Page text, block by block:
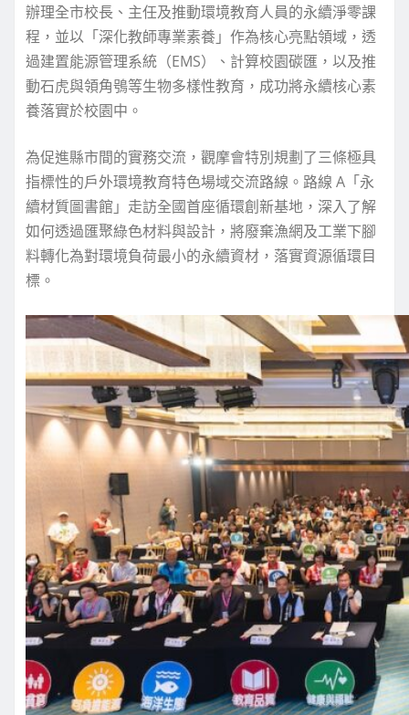
辦理全市校長、主任及推動環境教育人員的永續淨零課
程，並以「深化教師專業素養」作為核心亮點領域，透
過建置能源管理系統（EMS）、計算校園碳匯，以及推
動石虎與領角鴞等生物多樣性教育，成功將永續核心素
養落實於校園中。
為促進縣市間的實務交流，觀摩會特別規劃了三條極具
指標性的戶外環境教育特色場域交流路線。路線 A「永
續材質圖書館」走訪全國首座循環創新基地，深入了解
如何透過匯聚綠色材料與設計，將廢棄漁網及工業下腳
料轉化為對環境負荷最小的永續資材，落實資源循環目
標。